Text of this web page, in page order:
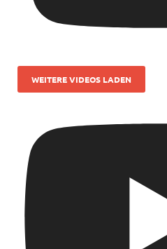
WEITERE VIDEOS LADEN